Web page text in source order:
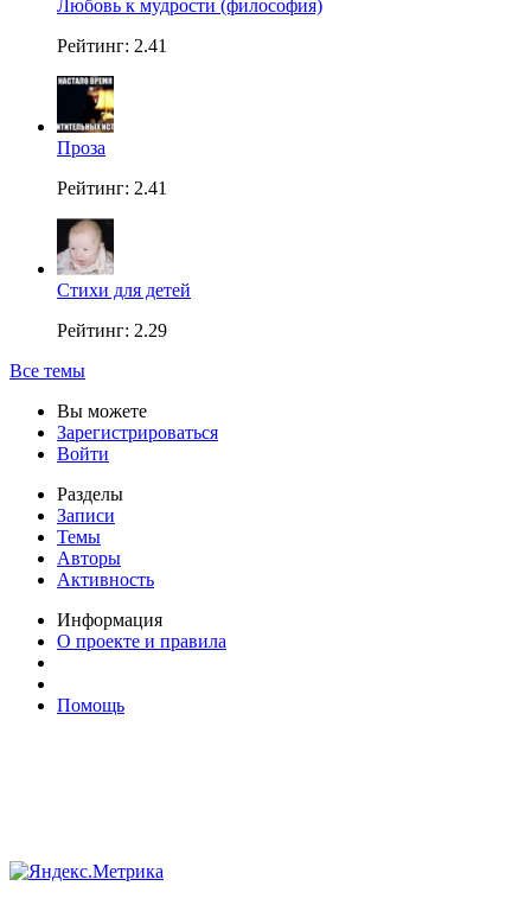
Любовь к мудрости (философия)
Рейтинг: 2.41
Проза
Рейтинг: 2.41
Стихи для детей
Рейтинг: 2.29
Все темы
Вы можете
Зарегистрироваться
Войти
Разделы
Записи
Темы
Авторы
Активность
Информация
О проекте и правила
Помощь